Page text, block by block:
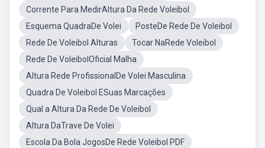
Corrente Para MedirAltura Da Rede Voleibol
Esquema QuadraDe Volei
PosteDe Rede De Voleibol
Rede De Voleibol Alturas
Tocar NaRede Voleibol
Rede De VoleibolOficial Malha
Altura Rede ProfissionalDe Volei Masculina
Quadra De Voleibol ESuas Marcações
Qual a Altura Da Rede De Voleibol
Altura DaTrave De Volei
Escola Da Bola JogosDe Rede Voleibol PDF